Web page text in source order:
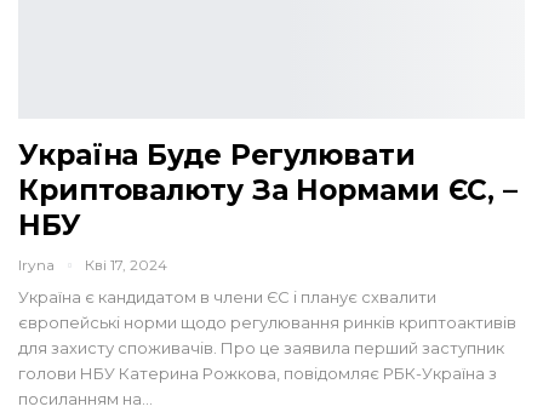
Україна Буде Регулювати
Криптовалюту За Нормами ЄС, –
НБУ
Iryna Кві 17, 2024
Україна є кандидатом в члени ЄС і планує схвалити
європейські норми щодо регулювання ринків криптоактивів
для захисту споживачів. Про це заявила перший заступник
голови НБУ Катерина Рожкова, повідомляє РБК-Україна з
посиланням на…